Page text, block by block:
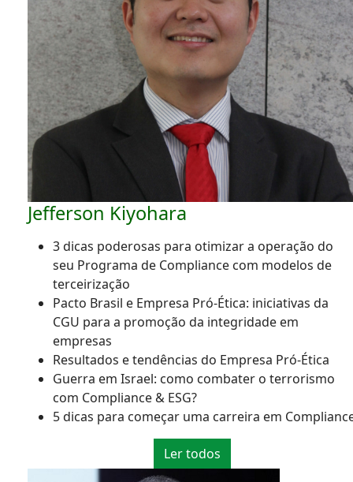
Jefferson Kiyohara
3 dicas poderosas para otimizar a operação do
seu Programa de Compliance com modelos de
terceirização
Pacto Brasil e Empresa Pró-Ética: iniciativas da
CGU para a promoção da integridade em
empresas
Resultados e tendências do Empresa Pró-Ética
Guerra em Israel: como combater o terrorismo
com Compliance & ESG?
5 dicas para começar uma carreira em
Ler todos